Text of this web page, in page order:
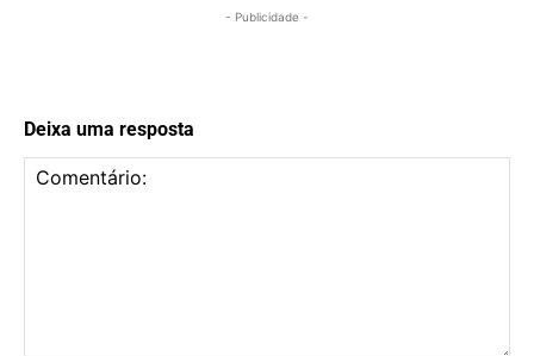
- Publicidade -
Deixa uma resposta